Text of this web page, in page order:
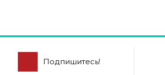
Подпишитесь!